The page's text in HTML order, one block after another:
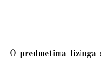
O predmetima lizinga